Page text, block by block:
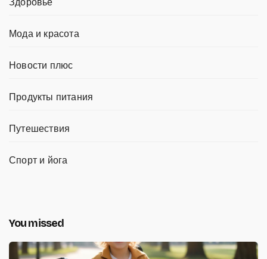
Мода и красота
Новости плюс
Продукты питания
Путешествия
Спорт и йога
You missed